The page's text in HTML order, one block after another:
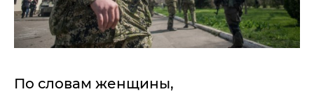
По словам женщины,